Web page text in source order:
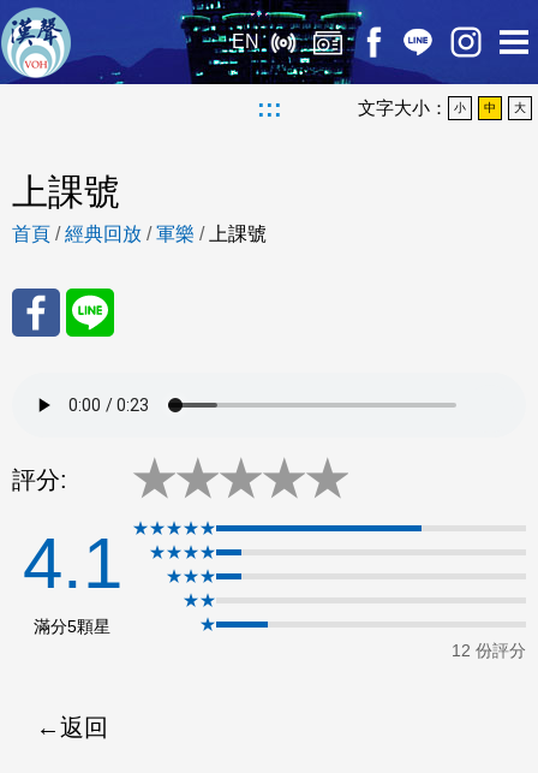
EN
::: 文字大小： 小 中 大
上課號
首頁 /經典回放 /軍樂 / 上課號
Fac
ok
評分: ★★★★★
4.1
滿分5顆星
★★★★★
★★★★
★★★
★★
★
12 份評分
返回